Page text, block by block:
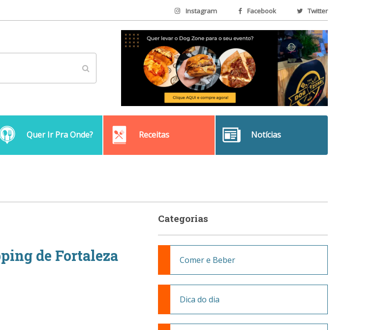
Instagram Facebook Twitter
Quer Ir Pra Onde? Receitas Notícias
de Fortaleza
Categorias
Comer e Beber
Dica do dia